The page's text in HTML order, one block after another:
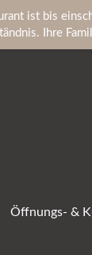
Öffnungs- &
ist bis
Ihre